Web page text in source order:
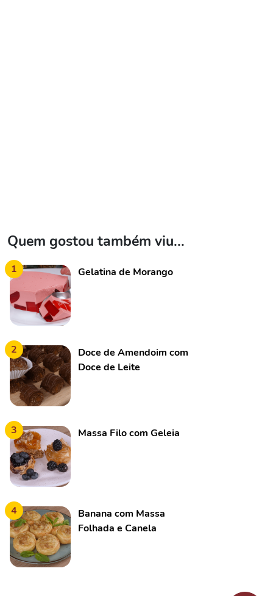
Quem gostou também viu...
1 Gelatina de Morango
2
Doce de Amendoim com
Doce de Leite
3 Massa Filo com Geleia
4
Banana com Massa
Folhada e Canela